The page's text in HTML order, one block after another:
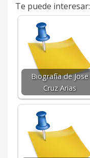
Te puede interesar:
Biografía de Jose
Cruz Arias